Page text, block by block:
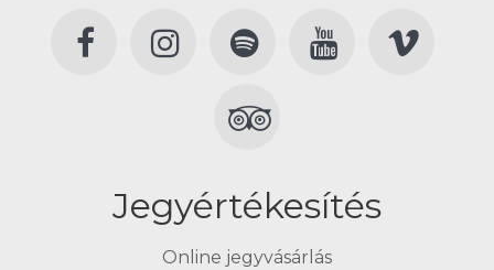
Jegyértékesítés
Online jegyvásárlás